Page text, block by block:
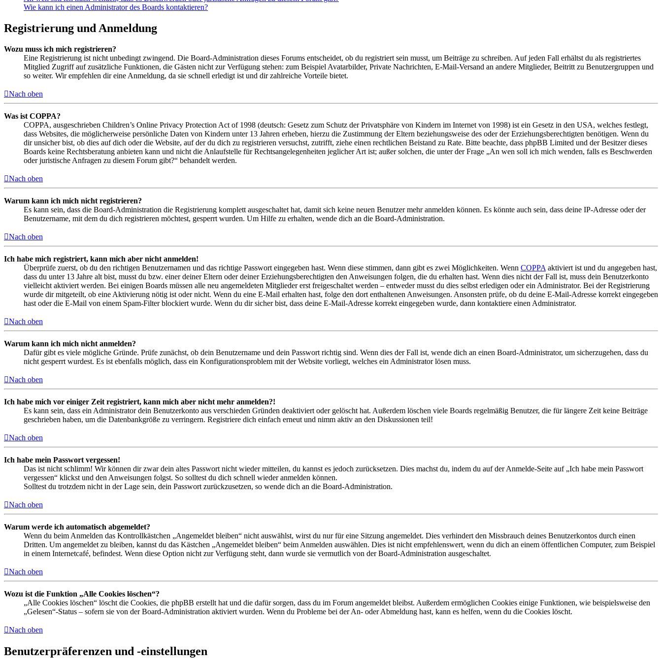
Wie kann ich einen Administrator des Boards kontaktieren?
Registrierung und Anmeldung
Wozu muss ich mich registrieren?
Eine Registrierung ist nicht unbedingt zwingend. Die Board-Administration dieses Forums entscheidet, ob du registriert sein musst, um Beiträge zu schreiben. Auf jeden Fall erhältst du als registriertes
Mitglied Zugriff auf zusätzliche Funktionen, die Gästen nicht zur Verfügung stehen: zum Beispiel Avatarbilder, Private Nachrichten, E-Mail-Versand an andere Mitglieder, Beitritt zu Benutzergruppen und
so weiter. Wir empfehlen dir eine Anmeldung, da sie schnell erledigt ist und dir zahlreiche Vorteile bietet.
Nach oben
Was ist COPPA?
COPPA, ausgeschrieben Children’s Online Privacy Protection Act of 1998 (deutsch: Gesetz zum Schutz der Privatsphäre von Kindern im Internet von 1998) ist ein Gesetz in den USA, welches festlegt,
dass Websites, die möglicherweise persönliche Daten von Kindern unter 13 Jahren erheben, hierzu die Zustimmung der Eltern beziehungsweise des oder der Erziehungsberechtigten benötigen. Wenn du
dir unsicher bist, ob dies auf dich oder die Website, auf der du dich zu registrieren versuchst, zutrifft, ziehe einen rechtlichen Beistand zu Rate. Bitte beachte, dass phpBB Limited und der Besitzer dieses
Boards keine Rechtsberatung anbieten kann und nicht die Anlaufstelle für Rechtsangelegenheiten jeglicher Art ist; außer solchen, die unter der Frage „An wen soll ich mich wenden, falls es Beschwerden
oder juristische Anfragen zu diesem Forum gibt?“ behandelt werden.
Nach oben
Warum kann ich mich nicht registrieren?
Es kann sein, dass die Board-Administration die Registrierung komplett ausgeschaltet hat, damit sich keine neuen Benutzer mehr anmelden können. Es könnte auch sein, dass deine IP-Adresse oder der
Benutzername, mit dem du dich registrieren möchtest, gesperrt wurden. Um Hilfe zu erhalten, wende dich an die Board-Administration.
Nach oben
Ich habe mich registriert, kann mich aber nicht anmelden!
Überprüfe zuerst, ob du den richtigen Benutzernamen und das richtige Passwort eingegeben hast. Wenn diese stimmen, dann gibt es zwei Möglichkeiten. Wenn COPPA aktiviert ist und du angegeben hast,
dass du unter 13 Jahre alt bist, musst du bzw. einer deiner Eltern oder deiner Erziehungsberechtigten den Anweisungen folgen, die du erhalten hast. Wenn dies nicht der Fall ist, muss dein Benutzerkonto
vielleicht aktiviert werden. Bei einigen Boards müssen alle neu angemeldeten Mitglieder erst freigeschaltet werden – entweder musst du dies selbst erledigen oder ein Administrator. Bei der Registrierung
wurde dir mitgeteilt, ob eine Aktivierung nötig ist oder nicht. Wenn du eine E-Mail erhalten hast, folge den dort enthaltenen Anweisungen. Ansonsten prüfe, ob du deine E-Mail-Adresse korrekt eingegeben
hast oder die E-Mail von einem Spam-Filter blockiert wurde. Wenn du dir sicher bist, dass deine E-Mail-Adresse korrekt eingegeben wurde, dann kontaktiere einen Administrator.
Nach oben
Warum kann ich mich nicht anmelden?
Dafür gibt es viele mögliche Gründe. Prüfe zunächst, ob dein Benutzername und dein Passwort richtig sind. Wenn dies der Fall ist, wende dich an einen Board-Administrator, um sicherzugehen, dass du
nicht gesperrt wurdest. Es ist ebenfalls möglich, dass ein Konfigurationsproblem mit der Website vorliegt, welches ein Administrator lösen muss.
Nach oben
Ich habe mich vor einiger Zeit registriert, kann mich aber nicht mehr anmelden?!
Es kann sein, dass ein Administrator dein Benutzerkonto aus verschieden Gründen deaktiviert oder gelöscht hat. Außerdem löschen viele Boards regelmäßig Benutzer, die für längere Zeit keine Beiträge
geschrieben haben, um die Datenbankgröße zu verringern. Registriere dich einfach erneut und nimm aktiv an den Diskussionen teil!
Nach oben
Ich habe mein Passwort vergessen!
Das ist nicht schlimm! Wir können dir zwar dein altes Passwort nicht wieder mitteilen, du kannst es jedoch zurücksetzen. Dies machst du, indem du auf der Anmelde-Seite auf „Ich habe mein Passwort
vergessen“ klickst und den Anweisungen folgst. So solltest du dich schnell wieder anmelden können.
Solltest du trotzdem nicht in der Lage sein, dein Passwort zurückzusetzen, so wende dich an die Board-Administration.
Nach oben
Warum werde ich automatisch abgemeldet?
Wenn du beim Anmelden das Kontrollkästchen „Angemeldet bleiben“ nicht auswählst, wirst du nur für eine Sitzung angemeldet. Dies verhindert den Missbrauch deines Benutzerkontos durch einen
Dritten. Um angemeldet zu bleiben, kannst du das Kästchen „Angemeldet bleiben“ beim Anmelden auswählen. Dies ist nicht empfehlenswert, wenn du dich an einem öffentlichen Computer, zum Beispiel
in einem Internetcafé, befindest. Wenn diese Option nicht zur Verfügung steht, dann wurde sie vermutlich von der Board-Administration ausgeschaltet.
Nach oben
Wozu ist die Funktion „Alle Cookies löschen“?
„Alle Cookies löschen“ löscht die Cookies, die phpBB erstellt hat und die dafür sorgen, dass du im Forum angemeldet bleibst. Außerdem ermöglichen Cookies einige Funktionen, wie beispielsweise den
„Gelesen“-Status – sofern sie von der Board-Administration aktiviert wurden. Wenn du Probleme bei der An- oder Abmeldung hast, kann es helfen, wenn du die Cookies löscht.
Nach oben
Benutzerpräferenzen und -einstellungen